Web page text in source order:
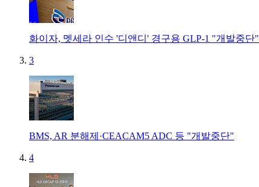
화이자, 멧세라 인수 '디앤디' 경구용 GLP-1 "개발중단"
3
BMS, AR 분해제·CEACAM5 ADC 등 "개발중단"
4